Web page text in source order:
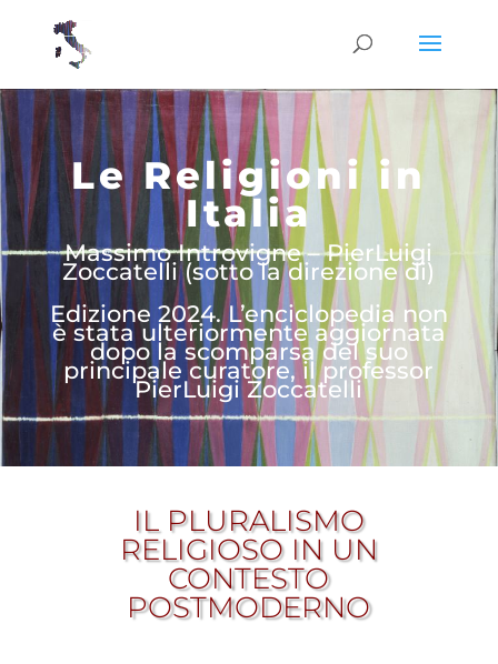
Le Religioni in
Italia
Massimo Introvigne – PierLuigi
Zoccatelli (sotto la direzione di)
Edizione 2024. L’enciclopedia non
è stata ulteriormente aggiornata
dopo la scomparsa del suo
principale curatore, il professor
PierLuigi Zoccatelli
IL PLURALISMO
RELIGIOSO IN UN
CONTESTO
POSTMODERNO